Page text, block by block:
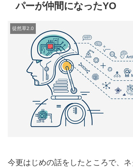
パーが仲間になったYO
徒然草2.0
今更はじめの話をしたところで、